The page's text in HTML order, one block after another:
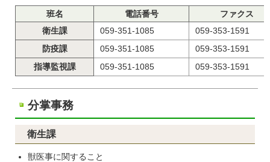
班名 電話番号
ファクス
衛生課
059-351-1085
059-353-1591
防疫課
059-351-1085
059-353-1591
指導監視課
059-351-1085 059-353-1591
分掌事務
衛生課
獣医事に関すること